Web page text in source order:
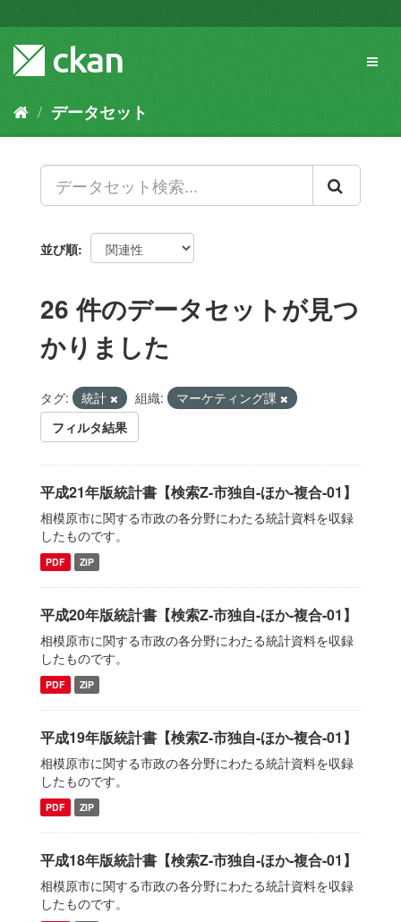
キ
容
データセット
並び順
26 件のデータセットが見つ
かりました
タグ: 統計 組織:
マーケティング課
フィルタ結果
平成21年版統計書【検索Z-市独自-ほか-複合-01】
相模原市に関する市政の各分野にわたる統計資料を収録
したものです。
PDF ZIP
平成20年版統計書【検索Z-市独自-ほか-複合-01】
相模原市に関する市政の各分野にわたる統計資料を収録
したものです。
PDF ZIP
平成19年版統計書【検索Z-市独自-ほか-複合-01】
相模原市に関する市政の各分野にわたる統計資料を収録
したものです。
PDF ZIP
平成18年版統計書【検索Z-市独自-ほか-複合-01】
相模原市に関する市政の各分野にわたる統計資料を収録
したものです。